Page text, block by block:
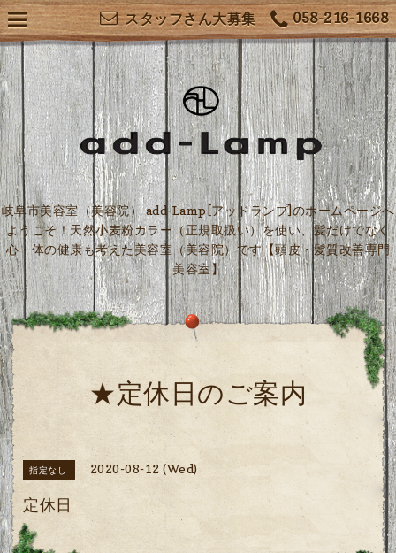
058-216-1668
スタッフさん大募集
岐阜市美容室（美容院） add-Lamp[アッドランプ]のホームページへ
ようこそ！天然小麦粉カラー（正規取扱い）を使い、髪だけでなく
心・体の健康も考えた美容室（美容院）です【頭皮・髪質改善専門
美容室】
★定休日のご案内
指定なし 2020-08-12 (Wed)
定休日